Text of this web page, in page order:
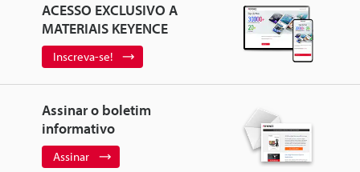
ACESSO EXCLUSIVO A
MATERIAIS KEYENCE
Inscreva-se!
Assinar o boletim
informativo
Assinar